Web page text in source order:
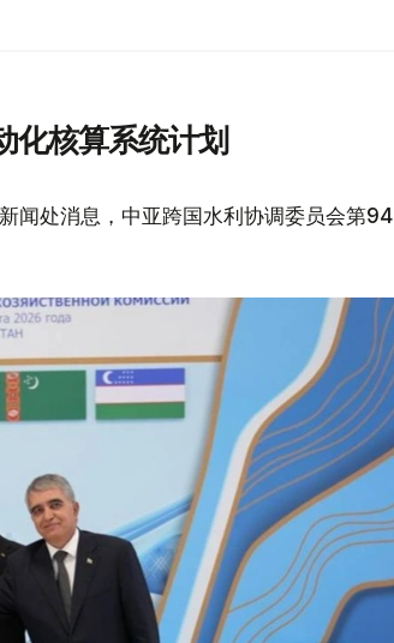
化核算系统计划
闻处消息，中亚跨国水利协调委员会第94